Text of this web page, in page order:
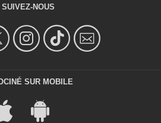
SUIVEZ-NOUS
SUR MOBILE